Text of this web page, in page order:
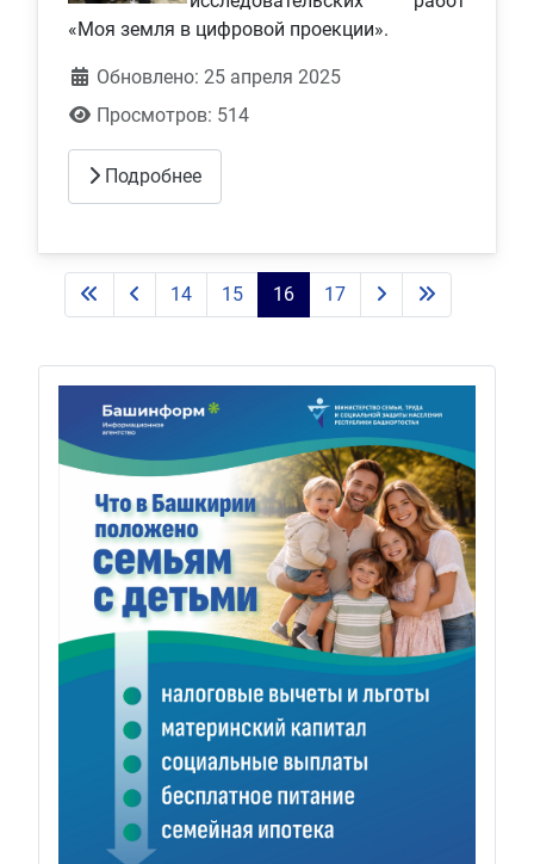
«Моя земля в цифровой проекции».
Обновлено: 25 апреля 2025
Просмотров: 514
Подробнее
14 15 16 17